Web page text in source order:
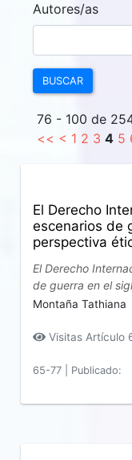
Autores/as
BUSCAR
76 - 100 de
<< < 1 2 3 4 5
El Derecho
escenarios de
perspectiva
El Derecho
de guerra en el
Montaña Tathiana
Visitas Artículo
65-77 Publicado: